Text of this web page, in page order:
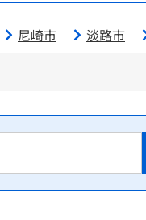
尼崎市 淡路市